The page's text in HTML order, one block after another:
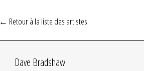
← Retour à la liste des artistes
Dave Bradshaw